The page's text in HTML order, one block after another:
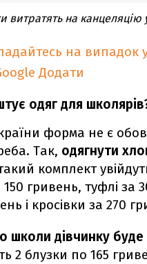
витратять на
на випадок у
Додати
одяг для
форма не є
Так, одягнути
комплект
гривень, туфлі
і кросівки за 270
школи дівчинку
2 блузки по 165